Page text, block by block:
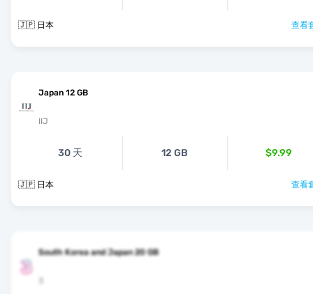
🇯🇵 日本 查看
Japan 12 GB
IIJ
30 天 12 GB $9.99
🇯🇵 日本 查看
South Korea and Japan 20 GB